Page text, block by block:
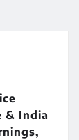
& India